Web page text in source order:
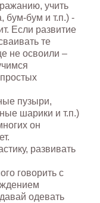
учить
бум-бум и т.п.) -
Если развитие
те
не освоили –
пузыри,
шарики и т.п.)
он
развивать
говорить с
одевать